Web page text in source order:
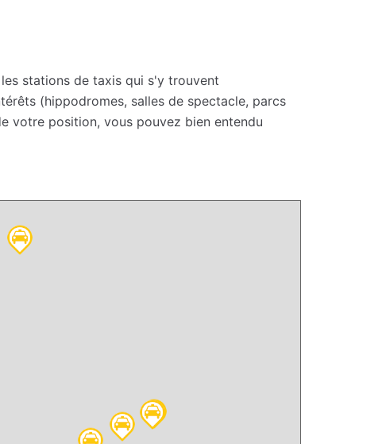
stations de taxis qui s'y trouvent
(hippodromes, salles de spectacle, parcs
votre position, vous pouvez bien entendu